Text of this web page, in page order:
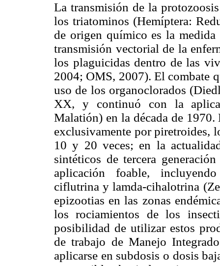
La transmisión de la
los triatominos (Hemíptera:
de origen químico es la
transmisión vectorial de la
los plaguicidas dentro de las
2004; OMS, 2007). El combate
uso de los organoclorados
XX, y continuó con la
Malatión) en la década de 1970.
exclusivamente por piretroides,
10 y 20 veces; en la
sintéticos de tercera
aplicación foable,
ciflutrina y lamda-cihalotrina
epizootias en las zonas
los rociamientos de los
posibilidad de utilizar estos
de trabajo de Manejo
aplicarse en subdosis o dosis